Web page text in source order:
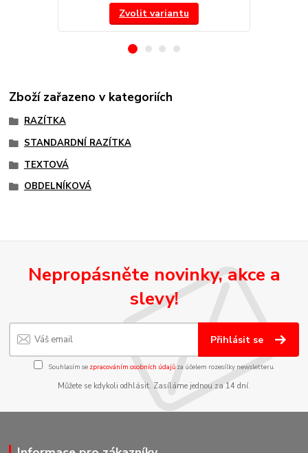
Zvolit variantu
Zboží zařazeno v kategoriích
RAZÍTKA
STANDARDNÍ RAZÍTKA
TEXTOVÁ
OBDELNÍKOVÁ
Nepropásněte novinky, akce a
slevy!
Přihlásit se
Souhlasím se zpracováním osobních údajůza účelem rozesílky newsletteru.
Můžete se kdykoli odhlásit. Zasíláme jednou za 14 dní.